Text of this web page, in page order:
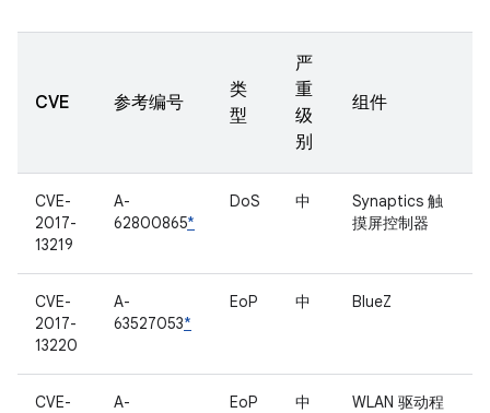
CVE 参考编号
类
型
严
重
级
别
组件
CVE-
2017-
13219
A-
62800865*
DoS 中
Synaptics 触
摸屏控制器
CVE-
2017-
13220
A-
63527053*
EoP 中 BlueZ
CVE-
A-
EoP 中
WLAN 驱动程